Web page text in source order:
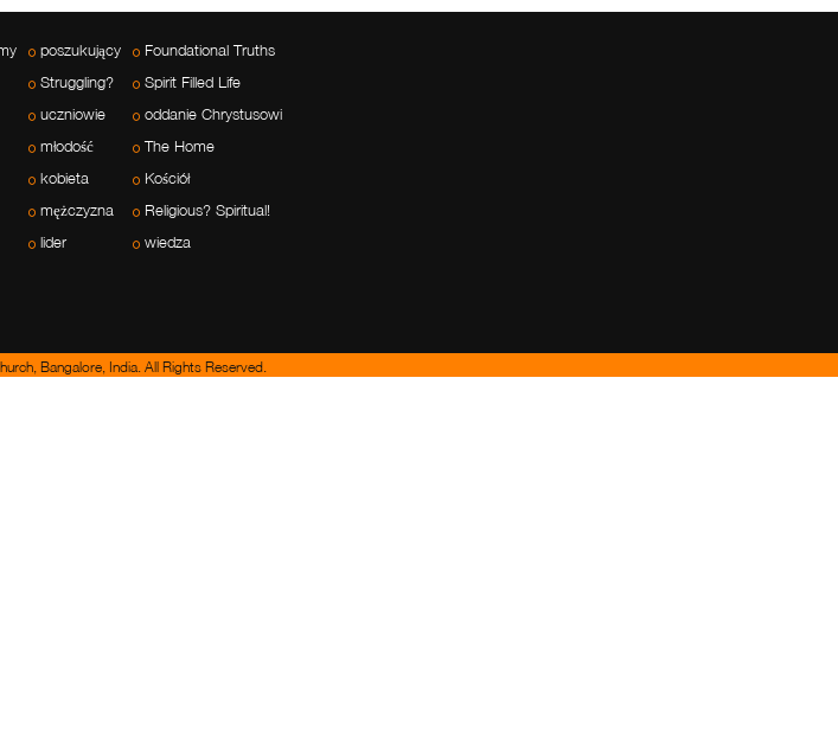
poszukujący
Struggling?
uczniowie
młodość
kobieta
mężczyzna
lider
Foundational Truths
Spirit Filled Life
oddanie Chrystusowi
The Home
Kościół
Religious? Spiritual!
wiedza
Bangalore, India. All Rights Reserved.